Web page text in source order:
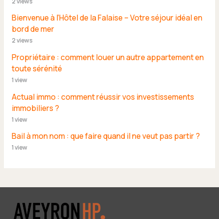
Bienvenue à l’Hôtel de la Falaise – Votre séjour idéal en
bord de mer
2 views
Propriétaire : comment louer un autre appartement en
toute sérénité
1 view
Actual immo : comment réussir vos investissements
immobiliers ?
1 view
Bail à mon nom : que faire quand il ne veut pas partir ?
1 view